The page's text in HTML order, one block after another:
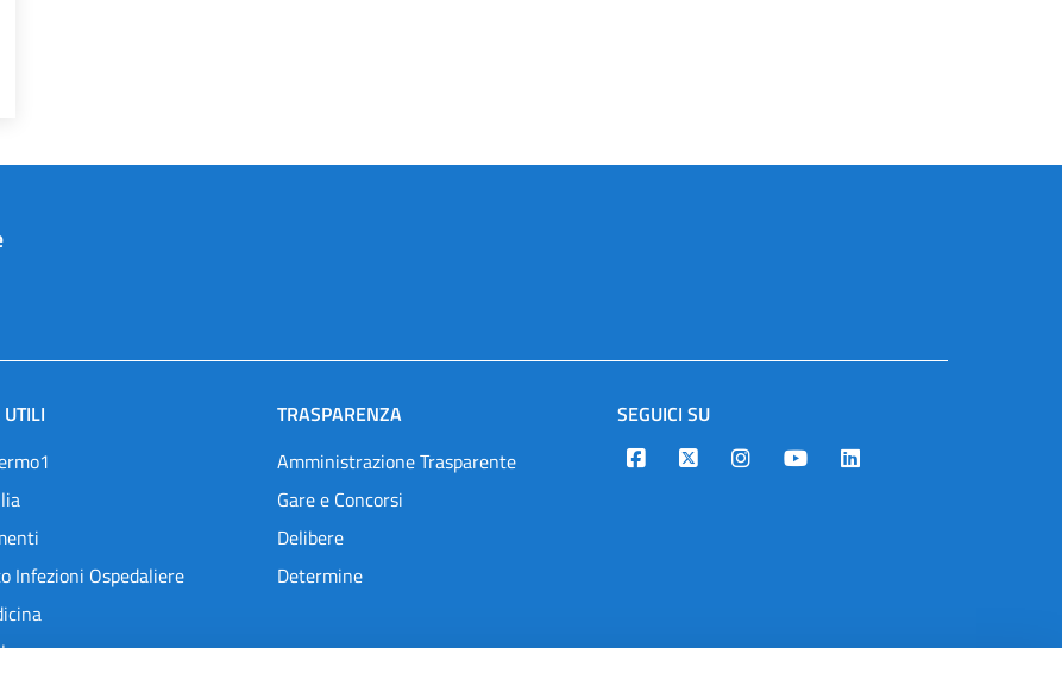
Infezioni Ospedaliere
TRASPARENZA
Amministrazione Trasparente
Gare e Concorsi
Delibere
Determine
SEGUICI SU
Designers Italia
TwitterInstagramYoutubeLinkedin